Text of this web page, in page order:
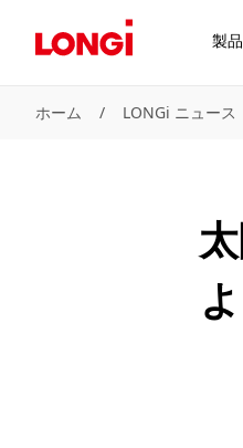
製
ホーム / LONGi ニュース